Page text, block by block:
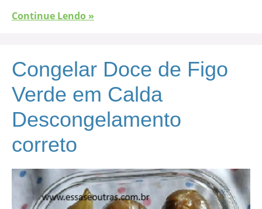
Continue Lendo »
Congelar Doce de Figo
Verde em Calda
Descongelamento
correto